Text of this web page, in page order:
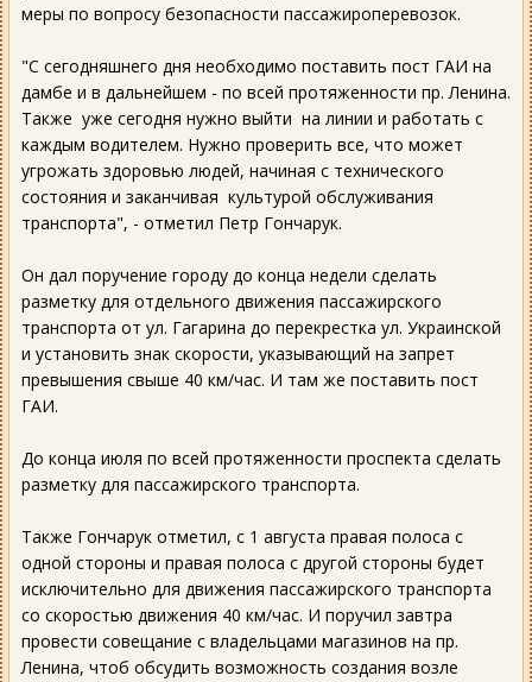
меры по вопросу безопасности пассажироперевозок.
"С сегодняшнего дня необходимо поставить пост ГАИ на
дамбе и в дальнейшем - по всей протяженности пр. Ленина.
Также уже сегодня нужно выйти на линии и работать с
каждым водителем. Нужно проверить все, что может
угрожать здоровью людей, начиная с технического
состояния и заканчивая культурой обслуживания
транспорта", - отметил Петр Гончарук.
Он дал поручение городу до конца недели сделать
разметку для отдельного движения пассажирского
транспорта от ул. Гагарина до перекрестка ул. Украинской
и установить знак скорости, указывающий на запрет
превышения свыше 40 км/час. И там же поставить пост
ГАИ.
До конца июля по всей протяженности проспекта сделать
разметку для пассажирского транспорта.
Также Гончарук отметил, с 1 августа правая полоса с
одной стороны и правая полоса с другой стороны будет
исключительно для движения пассажирского транспорта
со скоростью движения 40 км/час. И поручил завтра
провести совещание с владельцами магазинов на пр.
Ленина, чтоб обсудить возможность создания возле